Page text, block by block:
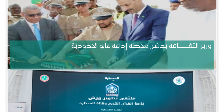
وزير الثقــــــــــافة يدشن محطة إذاعة غابو الحدودية